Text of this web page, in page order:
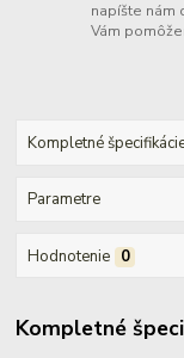
napíšte nám
Vám
Kompletné
Parametre
Hodnotenie 0
Kompletné